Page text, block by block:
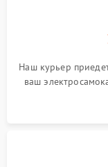
Наш курьер
ваш